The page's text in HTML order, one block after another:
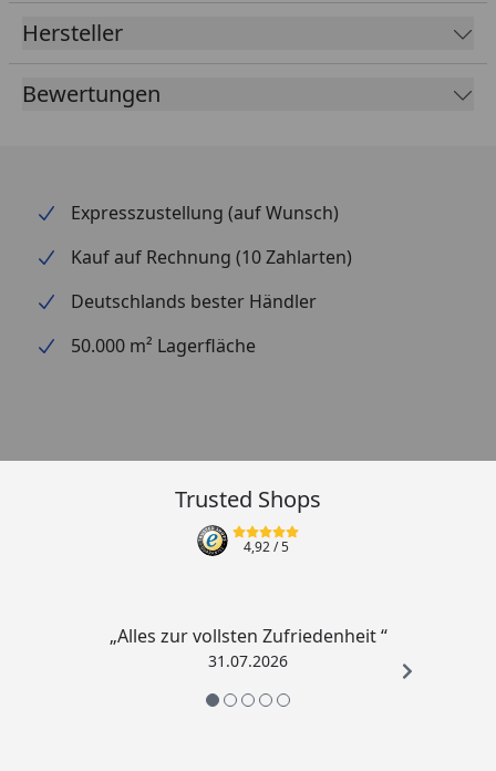
Hersteller
Bewertungen
Expresszustellung (auf Wunsch)
Kauf auf Rechnung (10 Zahlarten)
Deutschlands bester Händler
50.000 m² Lagerfläche
Trusted Shops
4,92/ 5
„Alles zur vollsten Zufriedenheit “
31.07.2026